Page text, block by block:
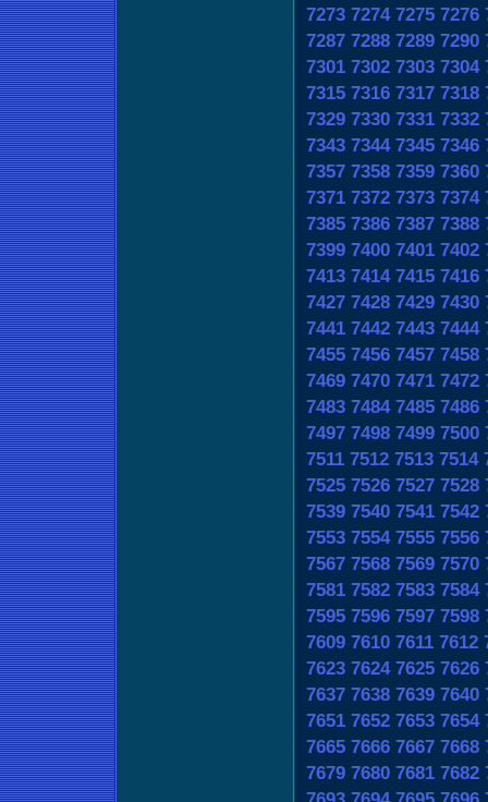
7273 7274 7275 7276
7287 7288 7289 7290
7301 7302 7303 7304
7315 7316 7317 7318
7329 7330 7331 7332
7343 7344 7345 7346
7357 7358 7359 7360
7371 7372 7373 7374
7385 7386 7387 7388
7399 7400 7401 7402
7413 7414 7415 7416
7427 7428 7429 7430
7441 7442 7443 7444
7455 7456 7457 7458
7469 7470 7471 7472
7483 7484 7485 7486
7497 7498 7499 7500
7511 7512 7513 7514
7525 7526 7527 7528
7539 7540 7541 7542
7553 7554 7555 7556
7567 7568 7569 7570
7581 7582 7583 7584
7595 7596 7597 7598
7609 7610 7611 7612
7623 7624 7625 7626
7637 7638 7639 7640
7651 7652 7653 7654
7665 7666 7667 7668
7679 7680 7681 7682